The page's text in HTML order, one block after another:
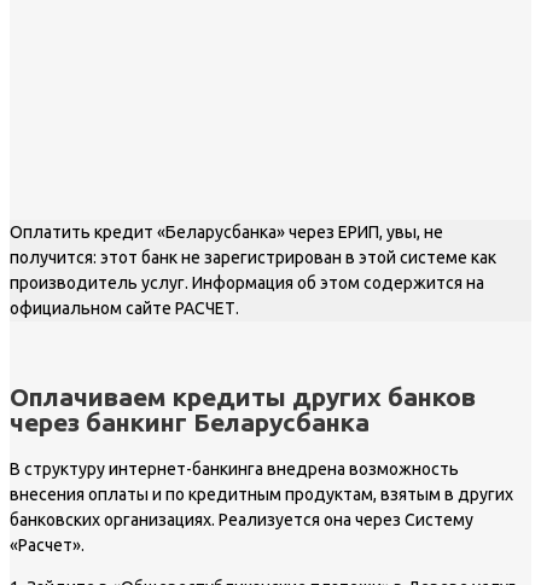
Оплатить кредит «Беларусбанка» через ЕРИП, увы, не
получится: этот банк не зарегистрирован в этой системе как
производитель услуг. Информация об этом содержится на
официальном сайте РАСЧЕТ.
Оплачиваем кредиты других банков
через банкинг Беларусбанка
В структуру интернет-банкинга внедрена возможность
внесения оплаты и по кредитным продуктам, взятым в других
банковских организациях. Реализуется она через Систему
«Расчет».